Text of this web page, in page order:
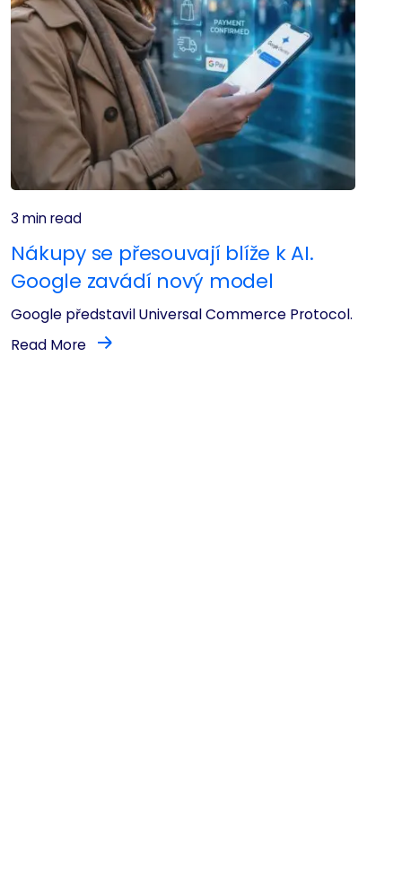
3 min read
Nákupy se přesouvají blíže k AI.
Google zavádí nový model
Google představil Universal Commerce Protocol.
Read More